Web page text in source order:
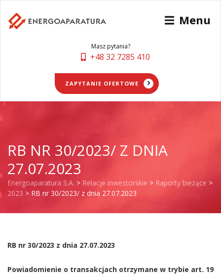
Menu
Masz pytania?
+48 32 7285 410
ZAPYTANIE OFERTOWE
RB NR 30/2023/ Z DNIA
27.07.2023
Energoaparatura S.A. > Relacje inwestorskie > Raporty bieżące >
2023 > RB nr 30/2023/ z dnia 27.07.2023
RB nr 30/2023 z dnia 27.07.2023
Powiadomienie o transakcjach otrzymane w trybie art. 19